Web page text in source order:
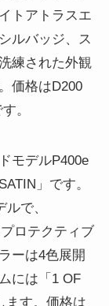
トアトラスエ
ルバッジ、ス
練された外観
価格はD200
。
モデルP400e
」です。
で、
ロテクティブ
ーは4色展開
には「1 OF
ます。価格は